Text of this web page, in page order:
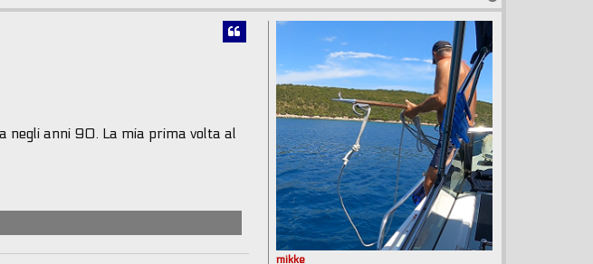
t
a
t
a
m
i
k
k
e
o
mikke
negli anni 90. La mia prima volta al